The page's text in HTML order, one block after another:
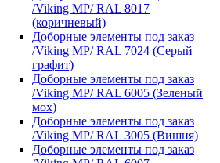
/Viking MP/ RAL 8017
(коричневый)
Доборные элементы под заказ
/Viking MP/ RAL 7024 (Серый
графит)
Доборные элементы под заказ
/Viking MP/ RAL 6005 (Зеленый
мох)
Доборные элементы под заказ
/Viking MP/ RAL 3005 (Вишня)
Доборные элементы под заказ